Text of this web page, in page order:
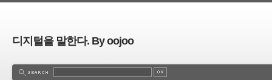
디지털을 말한다. By oojoo